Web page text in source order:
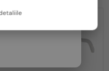
2-4 ZILE